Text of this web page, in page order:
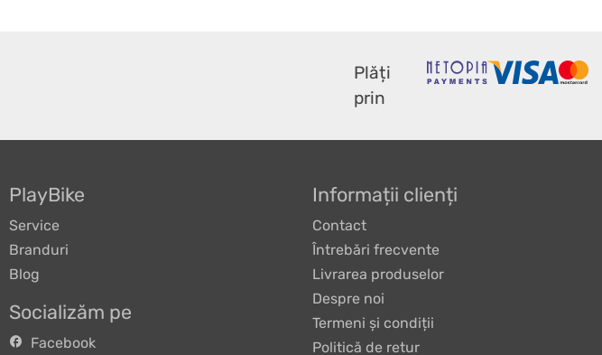
Plăți
prin
PlayBike
Service
Branduri
Blog
Socializăm pe
Facebook
Informații clienți
Contact
Întrebări frecvente
Livrarea produselor
Despre noi
Termeni și condiții
Politică de retur